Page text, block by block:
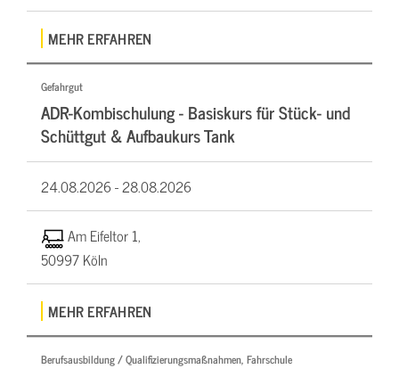
MEHR ERFAHREN
Gefahrgut
ADR-Kombischulung - Basiskurs für Stück- und
Schüttgut & Aufbaukurs Tank
24.08.2026 -28.08.2026
Am Eifeltor 1,
50997 Köln
MEHR ERFAHREN
Berufsausbildung / Qualifizierungsmaßnahmen, Fahrschule